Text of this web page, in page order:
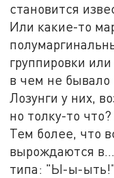
становится
Или какие-то
группировки
в чем не бывало
Лозунги у них,
но толку-то
Тем более, что
вырождаются
типа: "Ы-ы-